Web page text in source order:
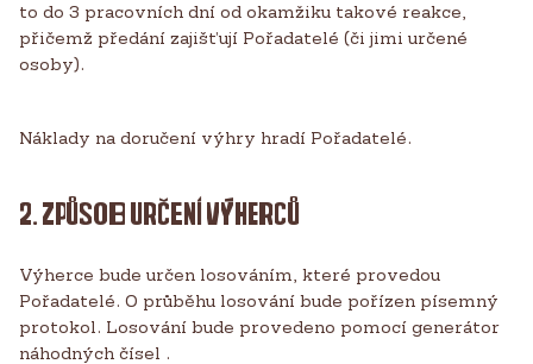
to do 3 pracovních dní od okamžiku takové reakce,
přičemž předání zajišťují Pořadatelé (či jimi určené
osoby).
Náklady na doručení výhry hradí Pořadatelé.
2. ZPŮSOB URČENÍ VÝHERCŮ
Výherce bude určen losováním, které provedou
Pořadatelé. O průběhu losování bude pořízen písemný
protokol. Losování bude provedeno pomocí generátor
náhodných čísel .